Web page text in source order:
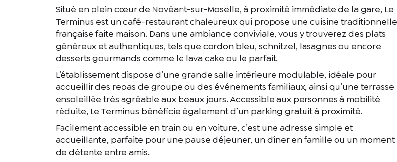
Situé en plein cœur de Novéant-sur-Moselle, à proximité immédiate de la gare, Le
Terminus est un café-restaurant chaleureux qui propose une cuisine traditionnelle
française faite maison. Dans une ambiance conviviale, vous y trouverez des plats
généreux et authentiques, tels que cordon bleu, schnitzel, lasagnes ou encore
desserts gourmands comme le lava cake ou le parfait.
L’établissement dispose d’une grande salle intérieure modulable, idéale pour
accueillir des repas de groupe ou des événements familiaux, ainsi qu’une terrasse
ensoleillée très agréable aux beaux jours. Accessible aux personnes à mobilité
réduite, Le Terminus bénéficie également d’un parking gratuit à proximité.
Facilement accessible en train ou en voiture, c’est une adresse simple et
accueillante, parfaite pour une pause déjeuner, un dîner en famille ou un moment
de détente entre amis.